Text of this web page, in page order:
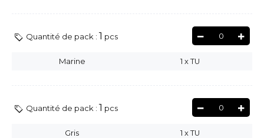
Quantité de pack : 1 pcs 0
Marine 1 x TU
Quantité de pack : 1 pcs 0
Gris 1 x TU